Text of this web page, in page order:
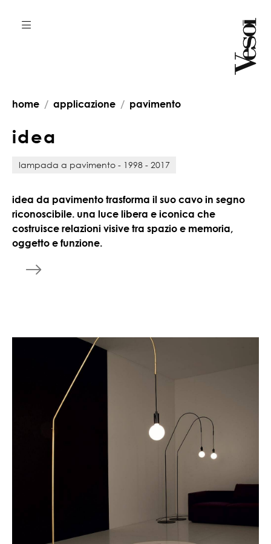
home applicazione pavimento
idea
lampada a pavimento - 1998 - 2017
idea da pavimento trasforma il suo cavo in segno
riconoscibile. una luce libera e iconica che
costruisce relazioni visive tra spazio e memoria,
oggetto e funzione.